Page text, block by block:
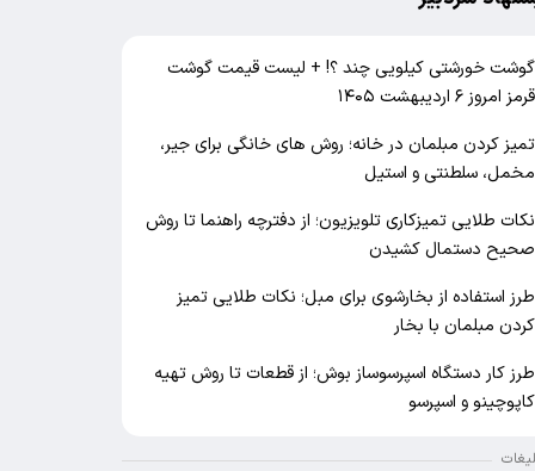
گوشت خورشتی کیلویی چند ؟! + لیست قیمت گوشت
قرمز امروز ۶ اردیبهشت ۱۴۰۵
تمیز کردن مبلمان در خانه؛ روش های خانگی برای جیر،
مخمل، سلطنتی و استیل
نکات طلایی تمیزکاری تلویزیون؛ از دفترچه راهنما تا روش
صحیح دستمال کشیدن
طرز استفاده از بخارشوی برای مبل؛ نکات طلایی تمیز
کردن مبلمان با بخار
طرز کار دستگاه اسپرسوساز بوش؛ از قطعات تا روش تهیه
کاپوچینو و اسپرسو